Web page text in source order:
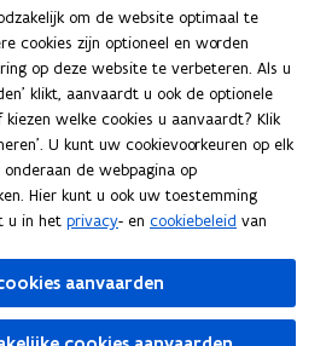
neemt u contact op met
ofAgentschap Integratie
om de website optimaal te
cookies zijn optioneel en worden
op deze website te verbeteren. Als u
klikt, aanvaardt u ook de optionele
welke cookies u aanvaardt? Klik
U kunt uw cookievoorkeuren op elk
de webpagina op
Hier kunt u ook uw toestemming
u in het privacy- en cookiebeleid van
aanvaarden